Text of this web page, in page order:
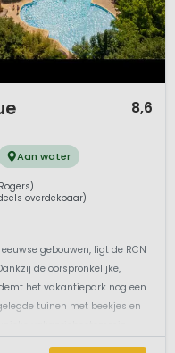
8,6
Aan water
overdekbaar)
gebouwen, ligt de RCN
de oorspronkelijke,
het vakantiepark nog een
tuinen met beekjes en